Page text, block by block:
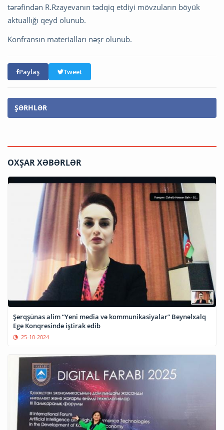
tərəfindən R.Rzayevanın tədqiq etdiyi mövzuların böyük
aktuallığı qeyd olunub.
Konfransın materialları nəşr olunub.
Paylaş Tweet
ŞƏRHLƏR
OXŞAR XƏBƏRLƏR
Şərqşünas alim “Yeni media və kommunikasiyalar” Beynəlxalq
Ege Konqresində iştirak edib
25-10-2024